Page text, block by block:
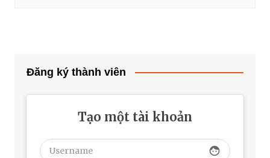
Đăng ký thành viên
Tạo một tài khoản
face